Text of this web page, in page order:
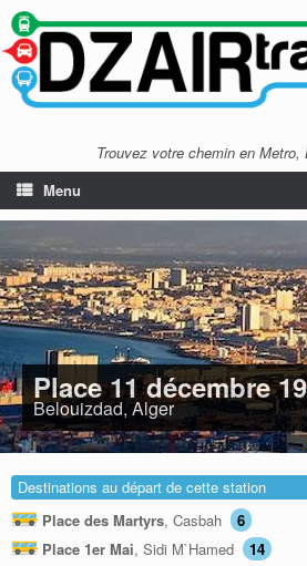
Trouvez votre chemin en Metro,
Menu
Place 11 décembre
Belouizdad, Alger
Destinations au départ de cette station
Place des Martyrs, Casbah
6
Place 1er Mai, Sidi M`Hamed
14